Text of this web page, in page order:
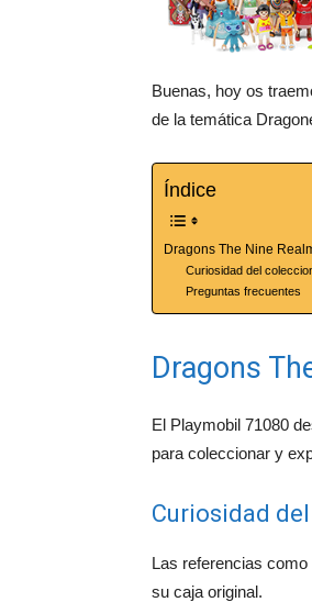
Buenas, hoy os
de la temática
Índice
Dragons The Nine
Curiosidad del
Preguntas frecuentes
Dragons
El Playmobil 71080
para coleccionar y
Curiosidad
Las referencias
su caja original.